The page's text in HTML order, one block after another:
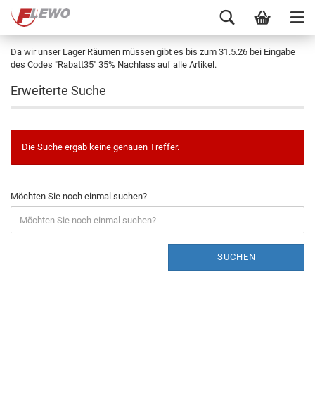
Da wir unser Lager Räumen müssen gibt es bis zum 31.5.26 bei Eingabe
des Codes "Rabatt35" 35% Nachlass auf alle Artikel.
Erweiterte Suche
Die Suche ergab keine genauen Treffer.
Möchten Sie noch einmal suchen?
SUCHEN